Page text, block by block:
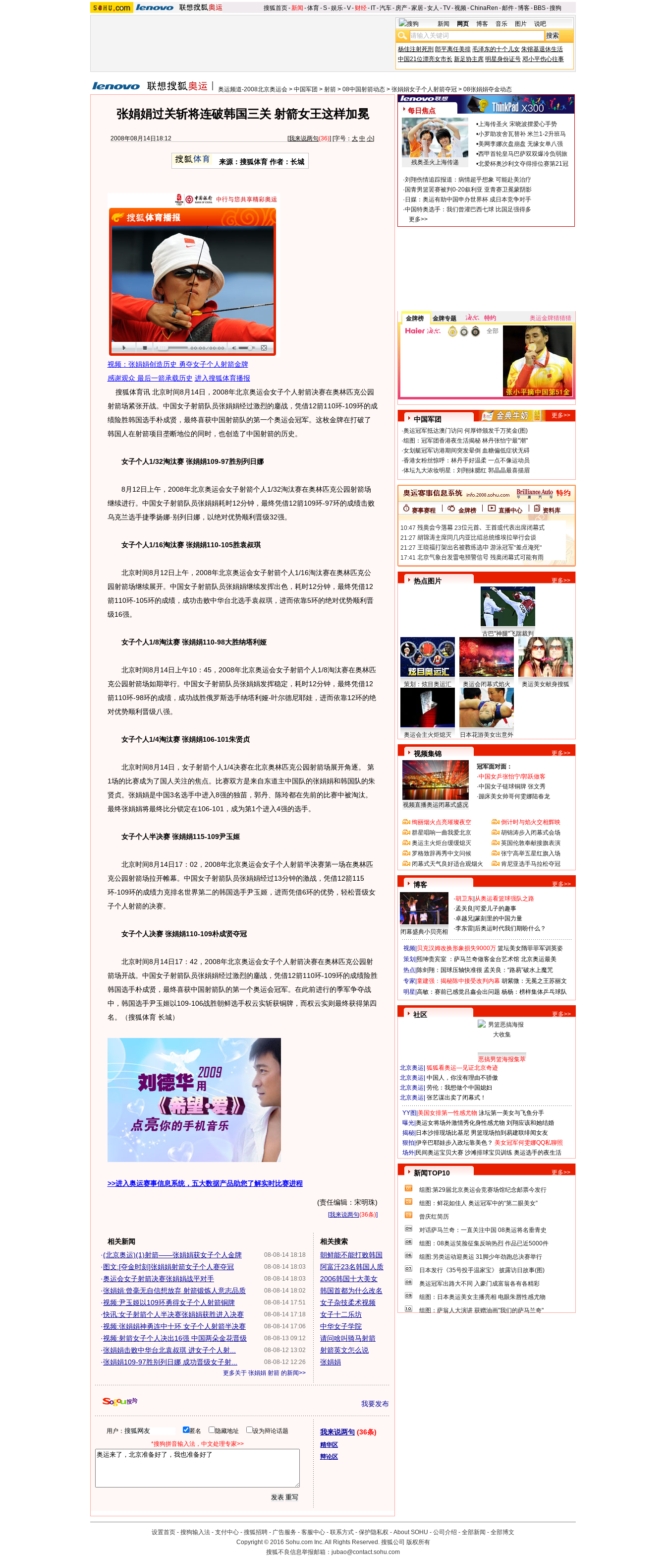
搜狐首页-新闻 -体育-S-娱乐-V- 财经- IT-汽车- 房产-家居-女人 -TV-视频-ChinaRen -邮件-博客- BBS-搜狗
新闻 网页 博客 音乐 图片 说吧
杨佳注射死刑 郎平离任美排 毛泽东的十个儿女 朱镕基退休生活
中国21位漂亮女市长 新足协主席 明星身份证号 邓小平伤心往事
奥运频道-2008北京奥运会 > 中国军团 > 射箭 > 08中国射箭动态 > 张娟娟女子个人射箭夺冠 > 08张娟娟夺金动态
张娟娟过关斩将连破韩国三关 射箭女王这样加冕
2008年08月14日18:12 [我来说两句(36)] [字号： 大 中 小]
来源：搜狐体育 作者：长城
视频：张娟娟创造历史 勇夺女子个人射箭金牌
感谢观众 最后一箭承载历史 进入搜狐体育播报
搜狐体育讯 北京时间8月14日，2008年北京奥运会女子个人射箭决赛在奥林匹克公园
射箭场紧张开战。中国女子射箭队员张娟娟经过激烈的鏖战，凭借12箭110环-109环的成
绩险胜韩国选手朴成贤，最终喜获中国射箭队的第一个奥运会冠军。这枚金牌在打破了
韩国人在射箭项目垄断地位的同时，也创造了中国射箭的历史。
女子个人1/32淘汰赛 张娟娟109-97胜别列日娜
8月12日上午，2008年北京奥运会女子射箭个人1/32淘汰赛在奥林匹克公园射箭场
继续进行。中国女子射箭队员张娟娟耗时12分钟，最终凭借12箭109环-97环的成绩击败
乌克兰选手捷季扬娜·别列日娜，以绝对优势顺利晋级32强。
女子个人1/16淘汰赛 张娟娟110-105胜袁叔琪
北京时间8月12日上午，2008年北京奥运会女子射箭个人1/16淘汰赛在奥林匹克公
园射箭场继续展开。中国女子射箭队员张娟娟继续发挥出色，耗时12分钟，最终凭借12
箭110环-105环的成绩，成功击败中华台北选手袁叔琪，进而依靠5环的绝对优势顺利晋
级16强。
女子个人1/8淘汰赛 张娟娟110-98大胜纳塔利娅
北京时间8月14日上午10：45，2008年北京奥运会女子射箭个人1/8淘汰赛在奥林匹
克公园射箭场如期举行。中国女子射箭队员张娟娟发挥稳定，耗时12分钟，最终凭借12
箭110环-98环的成绩，成功战胜俄罗斯选手纳塔利娅-叶尔德尼耶娃，进而依靠12环的绝
对优势顺利晋级八强。
女子个人1/4淘汰赛 张娟娟106-101朱贤贞
北京时间8月14日，女子射箭个人1/4决赛在北京奥林匹克公园射箭场展开角逐。 第
1场的比赛成为了国人关注的焦点。比赛双方是来自东道主中国队的张娟娟和韩国队的朱
贤贞。张娟娟是中国3名选手中进入8强的独苗，郭丹、陈玲都在先前的比赛中被淘汰。
最终张娟娟将最终比分锁定在106-101，成为第1个进入4强的选手。
女子个人半决赛 张娟娟115-109尹玉姬
北京时间8月14日17：02，2008年北京奥运会女子个人射箭半决赛第一场在奥林匹
克公园射箭场拉开帷幕。中国女子射箭队员张娟娟经过13分钟的激战，凭借12箭115
环-109环的成绩力克排名世界第二的韩国选手尹玉姬，进而凭借6环的优势，轻松晋级女
子个人射箭的决赛。
女子个人决赛 张娟娟110-109朴成贤夺冠
北京时间8月14日17：42，2008年北京奥运会女子个人射箭决赛在奥林匹克公园射
箭场开战。中国女子射箭队员张娟娟经过激烈的鏖战，凭借12箭110环-109环的成绩险胜
韩国选手朴成贤，最终喜获中国射箭队的第一个奥运会冠军。在此前进行的季军争夺战
中，韩国选手尹玉姬以109-106战胜朝鲜选手权云实斩获铜牌，而权云实则最终获得第四
名。（搜狐体育 长城）
>>进入奥运赛事信息系统，五大数据产品助您了解实时比赛进程
(责任编辑：宋明珠)
[我来说两句(36条)]
相关新闻
08-08-14 18:18
·(北京奥运)(1)射箭——张娟娟获女子个人金牌
08-08-14 18:03
·图文:[夺金时刻]张娟娟射箭女子个人赛夺冠
08-08-14 18:03
·奥运会女子射箭决赛张娟娟战平对手
08-08-14 18:02
·张娟娟:曾毫无自信想放弃 射箭锻炼人意志品质
08-08-14 17:51
·视频:尹玉姬以109环勇得女子个人射箭铜牌
08-08-14 17:18
·快讯:女子射箭个人半决赛张娟娟获胜进入决赛
08-08-14 17:06
·视频:张娟娟神勇连中十环 女子个人射箭半决赛
08-08-13 09:12
·视频:射箭女子个人决出16强 中国两朵金花晋级
08-08-12 13:02
·张娟娟击败中华台北袁叔琪 进女子个人射...
08-08-12 12:26
·张娟娟109-97胜别列日娜 成功晋级女子射...
更多关于 张娟娟 射箭 的新闻>>
相关搜索
朝鲜能不能打败韩国
阿富汗23名韩国人质
2006韩国十大美女
韩国首都为什么改名
女子杂技柔术视频
女子十二乐坊
中华女子学院
请问啥叫骑马射箭
射箭英文怎么说
张娟娟
我要发布
用户： 匿名 隐藏地址
设为辩论话题
*搜狗拼音输入法，中文处理专家>>
我来说两句 (36条)
精华区
辩论区
每日焦点
残奥圣火上海传递
•上海传圣火 宋晓波摆爱心手势
•小罗助攻舍瓦替补 米兰1-2升班马
•美网李娜次盘崩盘 无缘女单八强
•西甲首轮皇马巴萨双双爆冷负弱旅
•北爱杯奥沙利文夺得排位赛第21冠
·刘翔伤情追踪报道：病情超乎想象 可能赴美治疗
· 国青男篮罢赛被判0-20叙利亚 亚青赛卫冕蒙阴影
· 日媒：奥运有助中国申办世界杯 成日本竞争对手
·中国特奥选手：我们曾灌巴西七球 比国足强得多
更多>>
金牌榜 金牌专题 特约
奥运金牌猜猜猜
全部
中国军团
更多>>
·奥运冠军抵达澳门访问 何厚铧颁发千万奖金(图)
·组图：冠军团香港夜生活揭秘 林丹张怡宁最"潮"
·女划艇冠军访港期间突发晕倒 血糖偏低症状无碍
·香港女粉丝惊呼：林丹手好温柔 一点不像运动员
·体坛九大浓妆明星：刘翔抹腮红 郭晶晶最喜描眉
赛事赛程 金牌榜 直播中心 资料库
热点图片 更多>>
古巴"神腿"飞踹裁判
策划：炫目奥运汇 奥运会闭幕式焰火 奥运美女献身搜狐
奥运会主火炬熄灭 日本花游美女出意外
视频集锦 更多>>
视频直播奥运闭幕式盛况
冠军面对面：
·中国女乒张怡宁/郭跃做客
·中国女子链球铜牌 张文秀
·蹦床美女帅哥何雯娜陆春龙
绚丽烟火点亮璀璨夜空
群星唱响一曲我爱北京
奥运主火炬台缓缓熄灭
罗格致辞再秀中文问候
闭幕式天气良好适合观烟火
倒计时与焰火交相辉映
胡锦涛步入闭幕式会场
英国伦敦奉献接旗表演
张宁高举五星红旗入场
肯尼亚选手马拉松夺冠
博客 更多>>
闭幕盛典小贝亮相
·胡卫东 从奥运看篮球强队之路
·孟关良 可爱儿子的趣事
·卓越兄 篆刻里的中国力量
·李东雷 后奥运时代我们期盼什么？
视频| 贝克汉姆改换形象损失9000万 篮坛美女隋菲菲军训英姿
策划| 熙坤贵宾室 ：萨马兰奇做客金台艺术馆 北京奥运最美
热点| 陈剑翔：国球压轴快准很 孟关良：“路易”破水上魔咒
专家| 童建强：揭秘陈中接受改判内幕 胡紫微：无冕之王苏丽文
明星| 高敏：赛前已感觉吕鑫会出问题 杨杨：榜样集体乒乓球队
社区 更多>>
恶搞男篮海报集萃
北京奥运 狐狐看奥运—见证北京奇迹
北京奥运 中国人，你没有理由不骄傲
北京奥运 劳伦：我想做个中国媳妇
北京奥运 张艺谋出卖了闭幕式！
YY图| 美国女排第一性感尤物 泳坛第一美女与飞鱼分手
曝光| 奥运女将场外激情秀化身性感尤物 刘翔应该和她结婚
揭秘| 日本沙排现场比基尼 男篮现场拍到易建联绯闻女友
狠拍| 伊辛巴耶娃步入政坛靠美色？ 美女冠军何雯娜QQ私聊照
场外| 民间奥运宝贝大赛 沙滩排球宝贝训练 奥运选手的夜生活
新闻TOP10 更多>>
组图:第29届北京奥运会竞赛场馆纪念邮票今发行
组图：鲜花如佳人 奥运冠军中的“第二眼美女”
曾庆红简历
对话萨马兰奇：一直关注中国 08奥运将名垂青史
组图：08奥运笑脸征集反响热烈 作品已近5000件
组图:另类运动迎奥运 31脚少年劲跑总决赛举行
日本发行《35号投手温家宝》 披露访日故事(图)
奥运冠军出路大不同 入豪门成富翁各有各精彩
组图：日本奥运美女主播亮相 电眼朱唇性感尤物
组图：萨翁人大演讲 获赠油画"我们的萨马兰奇"
设置首页 - 搜狗输入法 - 支付中心 - 搜狐招聘 - 广告服务 - 客服中心 - 联系方式 - 保护隐私权 - About SOHU - 公司介绍 - 全部新闻 - 全部博文
Copyright©2016 Sohu.com Inc. All Rights Reserved. 搜狐公司 版权所有
搜狐不良信息举报邮箱： jubao@contact.sohu.com